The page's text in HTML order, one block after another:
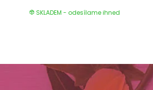
SKLADEM - odesílame ihned